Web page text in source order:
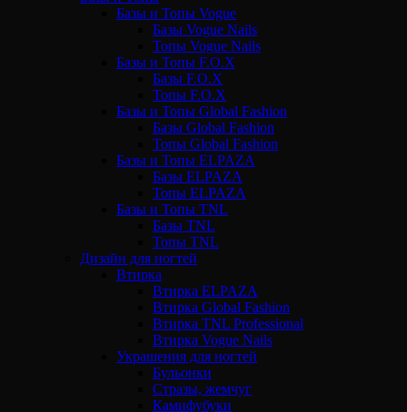
Базы и Топы Vogue
Базы Vogue Nails
Топы Vogue Nails
Базы и Топы F.O.X
Базы F.O.X
Топы F.O.X
Базы и Топы Global Fashion
Базы Global Fashion
Топы Global Fashion
Базы и Топы ELPAZA
Базы ELPAZA
Топы ELPAZA
Базы и Топы TNL
Базы TNL
Топы TNL
Дизайн для ногтей
Втирка
Втирка ELPAZA
Втирка Global Fashion
Втирка TNL Professional
Втирка Vogue Nails
Украшения для ногтей
Бульонки
Стразы, жемчуг
Камифубуки